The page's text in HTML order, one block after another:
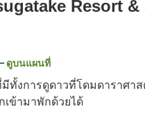
Resort &
ดูบนแผนที่
ทั้งการดูดาวที่โดมดาราศา
เข้ามาพักด้วยได้